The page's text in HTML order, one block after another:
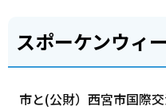
スポーケンウィ
市と(公財）西宮市国際